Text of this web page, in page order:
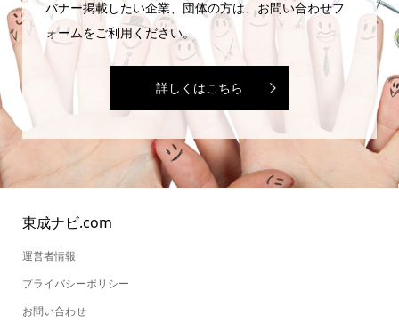
バナー掲載したい企業、団体の方は、お問い合わせフ
ォームをご利用ください。
詳しくはこちら
東成ナビ.com
運営者情報
プライバシーポリシー
お問い合わせ